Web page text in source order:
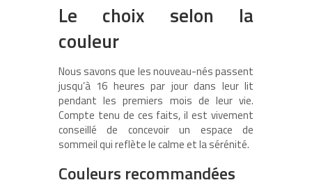
Le choix selon la
couleur
Nous savons que les nouveau-nés passent
jusqu’à 16 heures par jour dans leur lit
pendant les premiers mois de leur vie.
Compte tenu de ces faits, il est vivement
conseillé de concevoir un espace de
sommeil qui reflète le calme et la sérénité.
Couleurs recommandées